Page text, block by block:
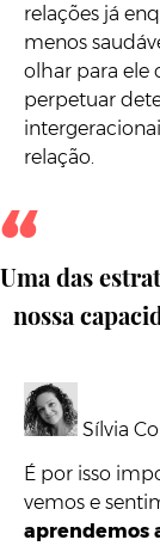
relações já
menos
olhar para ele
perpetuar
relação.
Uma das
nossa
Sílvia
É por isso
vemos e
aprendemos